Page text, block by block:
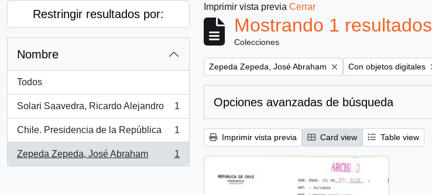
Restringir resultados por:
Nombre
Todos
Solari Saavedra, Ricardo Alejandro
, 1 resultados
1
Chile. Presidencia de la República
, 1 resultados
1
Zepeda Zepeda, José Abraham
, 1 resultados
1
Imprimir vista previa Cerrar
Mostrando 1 resultados
Colecciones
Remove filter:
Zepeda Zepeda, José Abraham Remove filter:
Con objetos digitales
Opciones avanzadas de búsqueda
Imprimir vista previa Card view Table view